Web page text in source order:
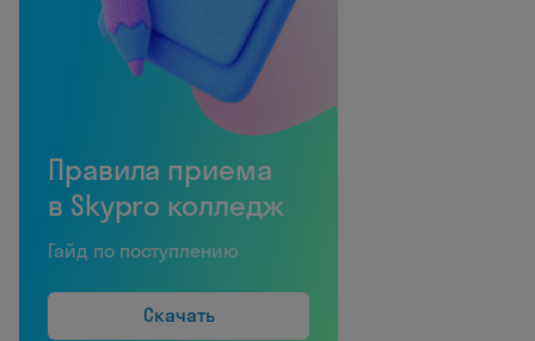
Правила приема
в Skypro колледж
Гайд по поступлению
Скачать